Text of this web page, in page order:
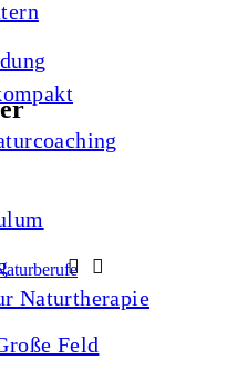
Naturtherapie
Feld